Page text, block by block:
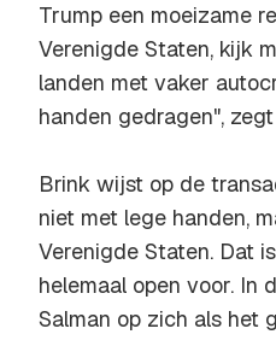
Trump een moeizame
Verenigde Staten, kijk
landen met vaker
handen gedragen",
Brink wijst op de
niet met lege handen,
Verenigde Staten. Dat
helemaal open voor. In
Salman op zich als het